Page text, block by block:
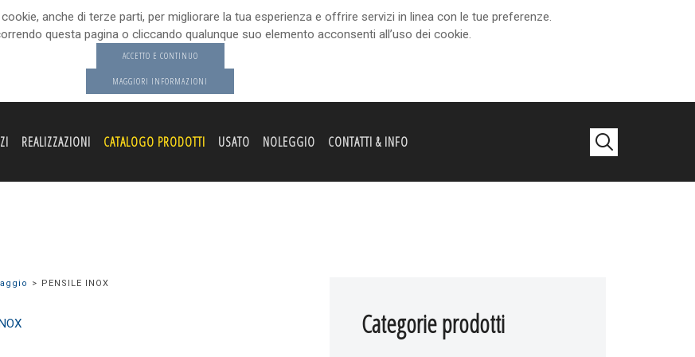
anche di terze parti, per migliorare la tua esperienza e offrire servizi in linea con le tue preferenze.
questa pagina o cliccando qualunque suo elemento acconsenti all’uso dei cookie.
ACCETTO E CONTINUO
MAGGIORI INFORMAZIONI
REALIZZAZIONI CATALOGO PRODOTTI USATO NOLEGGIO CONTATTI & INFO
PENSILE INOX
Categorie prodotti